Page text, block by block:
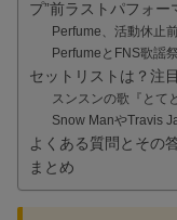
プ”前ラストパフォー
Perfume、活動休止
PerfumeとFNS歌謡
セットリストは？注
スンスンの歌『とて
Snow ManやTravis
よくある質問とその
まとめ